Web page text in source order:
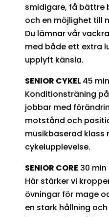
smidigare, få bättre
och en möjlighet till
Du lämnar vår
med både ett extra
upplyft känsla.
SENIOR CYKEL45 min
Konditionsträning
jobbar med
motstånd och
musikbaserad klass
cykelupplevelse.
SENIOR CORE 30 min
Här stärker vi
övningar för mage
en stark hållning